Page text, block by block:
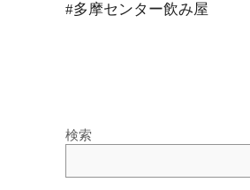
#多摩センター飲み屋
検索